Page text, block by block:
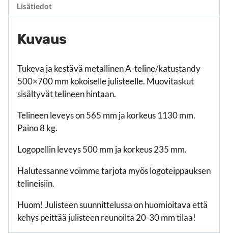
Lisätiedot
Kuvaus
Tukeva ja kestävä metallinen A-teline/katustandy
500×700 mm kokoiselle julisteelle. Muovitaskut
sisältyvät telineen hintaan.
Telineen leveys on 565 mm ja korkeus 1130 mm.
Paino 8 kg.
Logopellin leveys 500 mm ja korkeus 235 mm.
Halutessanne voimme tarjota myös logoteippauksen
telineisiin.
Huom! Julisteen suunnittelussa on huomioitava että
kehys peittää julisteen reunoilta 20-30 mm tilaa!